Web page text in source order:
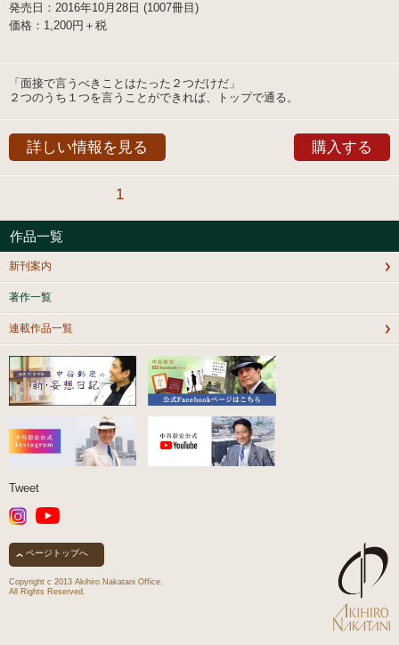
発売日：2016年10月28日 (1007冊目)
価格：1,200円＋税
「面接で言うべきことはたった２つだけだ」
２つのうち１つを言うことができれば、トップで通る。
詳しい情報を見る 購入する
1
作品一覧
新刊案内
著作一覧
連載作品一覧
Tweet
ページトップへ
Copyright c 2013 Akihiro Nakatani Office.
All Rights Reserved.